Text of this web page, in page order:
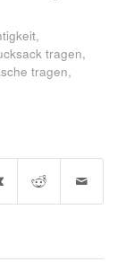
,
tragen,
tragen,